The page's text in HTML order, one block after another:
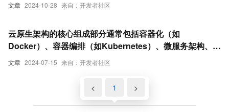
文章 2024-10-28 来自：开发者社区
文章 2024-07-15 来自：开发者社区
云原生架构的核心组成部分通常包括容器化（如
Docker）、容器编排（如Kubernetes）、微服务架构、服
务网格、持续集成/持续部署（CI/CD）、自动化运维（如
< 1 >